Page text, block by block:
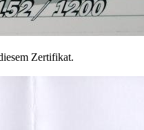
Zertifikat.